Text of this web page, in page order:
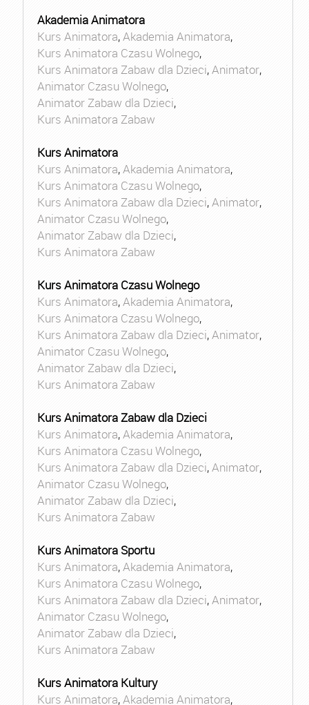
Akademia Animatora
Kurs Animatora,Akademia Animatora,
Kurs Animatora Czasu Wolnego,
Kurs Animatora Zabaw dla Dzieci,Animator,
Animator Czasu Wolnego,
Animator Zabaw dla Dzieci,
Kurs Animatora Zabaw
Kurs Animatora
Kurs Animatora,Akademia Animatora,
Kurs Animatora Czasu Wolnego,
Kurs Animatora Zabaw dla Dzieci,Animator,
Animator Czasu Wolnego,
Animator Zabaw dla Dzieci,
Kurs Animatora Zabaw
Kurs Animatora Czasu Wolnego
Kurs Animatora,Akademia Animatora,
Kurs Animatora Czasu Wolnego,
Kurs Animatora Zabaw dla Dzieci,Animator,
Animator Czasu Wolnego,
Animator Zabaw dla Dzieci,
Kurs Animatora Zabaw
Kurs Animatora Zabaw dla Dzieci
Kurs Animatora,Akademia Animatora,
Kurs Animatora Czasu Wolnego,
Kurs Animatora Zabaw dla Dzieci,Animator,
Animator Czasu Wolnego,
Animator Zabaw dla Dzieci,
Kurs Animatora Zabaw
Kurs Animatora Sportu
Kurs Animatora,Akademia Animatora,
Kurs Animatora Czasu Wolnego,
Kurs Animatora Zabaw dla Dzieci,Animator,
Animator Czasu Wolnego,
Animator Zabaw dla Dzieci,
Kurs Animatora Zabaw
Kurs Animatora Kultury
Kurs Animatora,Akademia Animatora,